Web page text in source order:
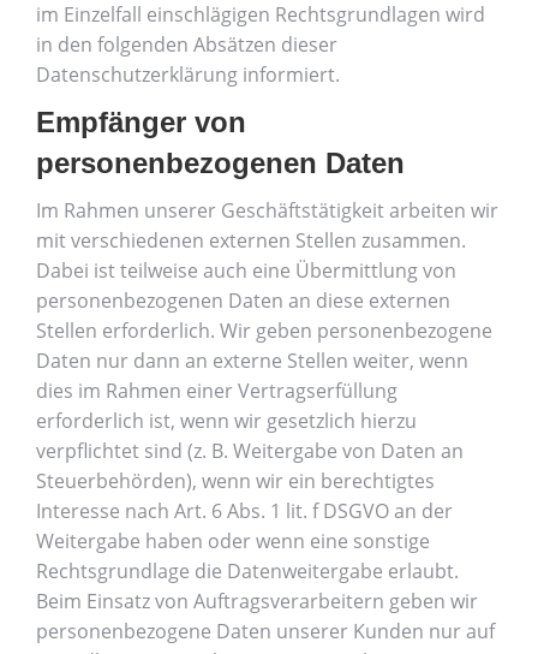
im Einzelfall einschlägigen Rechtsgrundlagen wird
in den folgenden Absätzen dieser
Datenschutzerklärung informiert.
Empfänger von
personenbezogenen Daten
Im Rahmen unserer Geschäftstätigkeit arbeiten wir
mit verschiedenen externen Stellen zusammen.
Dabei ist teilweise auch eine Übermittlung von
personenbezogenen Daten an diese externen
Stellen erforderlich. Wir geben personenbezogene
Daten nur dann an externe Stellen weiter, wenn
dies im Rahmen einer Vertragserfüllung
erforderlich ist, wenn wir gesetzlich hierzu
verpflichtet sind (z. B. Weitergabe von Daten an
Steuerbehörden), wenn wir ein berechtigtes
Interesse nach Art. 6 Abs. 1 lit. f DSGVO an der
Weitergabe haben oder wenn eine sonstige
Rechtsgrundlage die Datenweitergabe erlaubt.
Beim Einsatz von Auftragsverarbeitern geben wir
personenbezogene Daten unserer Kunden nur auf